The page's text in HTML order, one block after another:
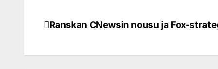
Post
Ranskan CNewsin nousu ja Fox-